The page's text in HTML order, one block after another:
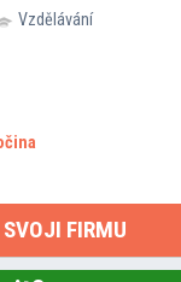
Vzdělávání
FIRMU